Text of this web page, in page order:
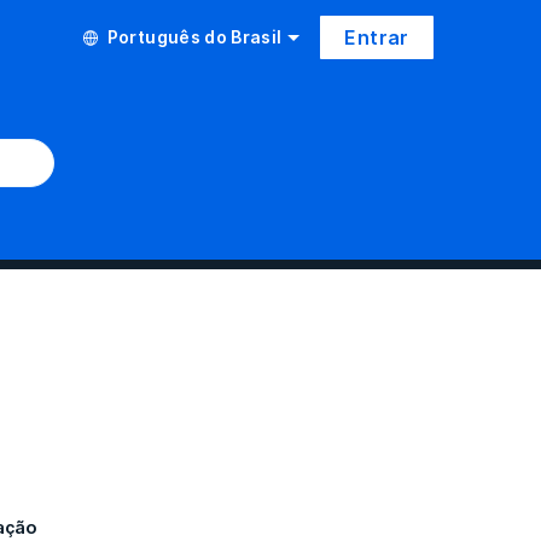
Português do Brasil Entrar